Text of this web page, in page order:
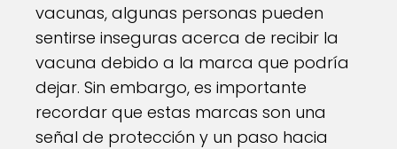
vacunas, algunas personas pueden
sentirse inseguras acerca de recibir la
vacuna debido a la marca que podría
dejar. Sin embargo, es importante
recordar que estas marcas son una
señal de protección y un paso hacia